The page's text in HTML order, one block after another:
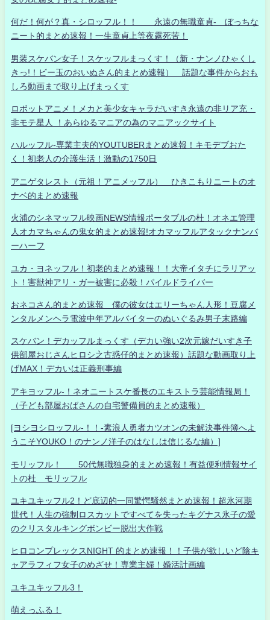
何だ！何が？真・シロッフル！！ 永遠の無職童貞- ぼっちな
ニート的まとめ速報！一生童貞上等夜露死苦！
男装スケバン女子！スケッフルまっくす！（新・ナンノひゃくし
きっ!！ビー玉のおいぬさん的まとめ速報） 話題な事件からおも
しろ動画まで取り上げまっくす
ロボットアニメ！メカと美少女キャラだいすき永遠の非リア充・
非モテ星人 ！あらゆるマニアの為のマニアックサイト
ハルッフル-専業主夫的YOUTUBERまとめ速報！キモデブおた
く！初老人の介護生活！激動の1750日
アニゲタレスト（元祖！アニメッフル） ひきこもりニートのオ
ナベ的まとめ速報
火浦のシネマッフル映画NEWS情報ポータブルの杜！オネエ管理
人オカマちゃんの鬼女的まとめ速報!オカマッフルアタックナンバ
ーハーフ
ユカ・ヨネッフル！初老的まとめ速報！！大帝イタチにラリアッ
ト！害獣神アリ・ガー被害に必殺！パイルドライバー
おネコさん的まとめ速報 僕の彼女はエリーちゃん人形！豆腐メ
ンタルメンヘラ電波中年アルバイターのぬいぐるみ男子末路編
スケバン！デカッフルまっくす（デカい強い2次元嫁だいすき子
供部屋おじさんヒロシ之古惑仔的まとめ速報）話題な動画取り上
げMAX！デカいは正義刑事編
アキヨッフル-！ネオニートスケ番長のエキストラ芸能情報局！
（子ども部屋おばさんの自宅警備員的まとめ速報）
[ヨシヨシロッフル-！！-素浪人勇者カツオンの未解決事件簿へよ
うこそYOUKO！のナンノ洋子のはなしは信じるな編）]
モリッフル！ 50代無職独身的まとめ速報！有益便利情報サイ
トの杜 モリッフル
ユキユキッフル2！ど底辺的一同驚愕騒然まとめ速報！超氷河期
世代！人生の強制ロスカットですべてを失ったキグナス氷子の愛
のクリスタルキングボンビー脱出大作戦
ヒロコンプレックスNIGHT 的まとめ速報！！子供が欲しいど陰キ
ャアラフィフ女子のめざせ！専業主婦！婚活計画編
ユキユキッフル3！
萌えっふる！